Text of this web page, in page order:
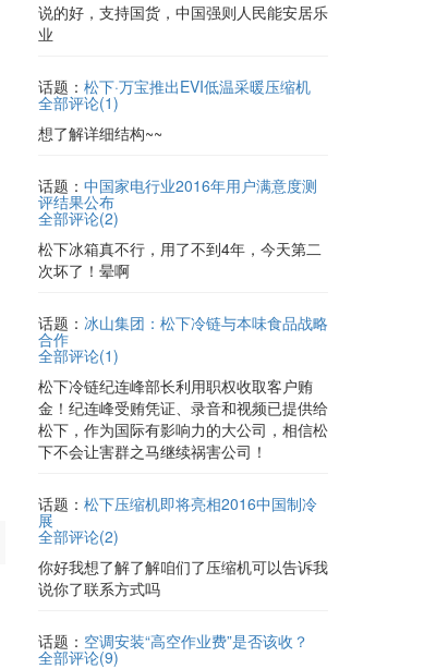
说的好，支持国货，中国强则人民能安居乐
业
话题： 松下·万宝推出EVI低温采暖压缩机
全部评论(1)
想了解详细结构~~
话题： 中国家电行业2016年用户满意度测
评结果公布
全部评论(2)
松下冰箱真不行，用了不到4年，今天第二
次坏了！晕啊
话题： 冰山集团：松下冷链与本味食品战略
合作
全部评论(1)
松下冷链纪连峰部长利用职权收取客户贿
金！纪连峰受贿凭证、录音和视频已提供给
松下，作为国际有影响力的大公司，相信松
下不会让害群之马继续祸害公司！
话题： 松下压缩机即将亮相2016中国制冷
展
全部评论(2)
你好我想了解了解咱们了压缩机可以告诉我
说你了联系方式吗
话题： 空调安装“高空作业费”是否该收？
全部评论(9)